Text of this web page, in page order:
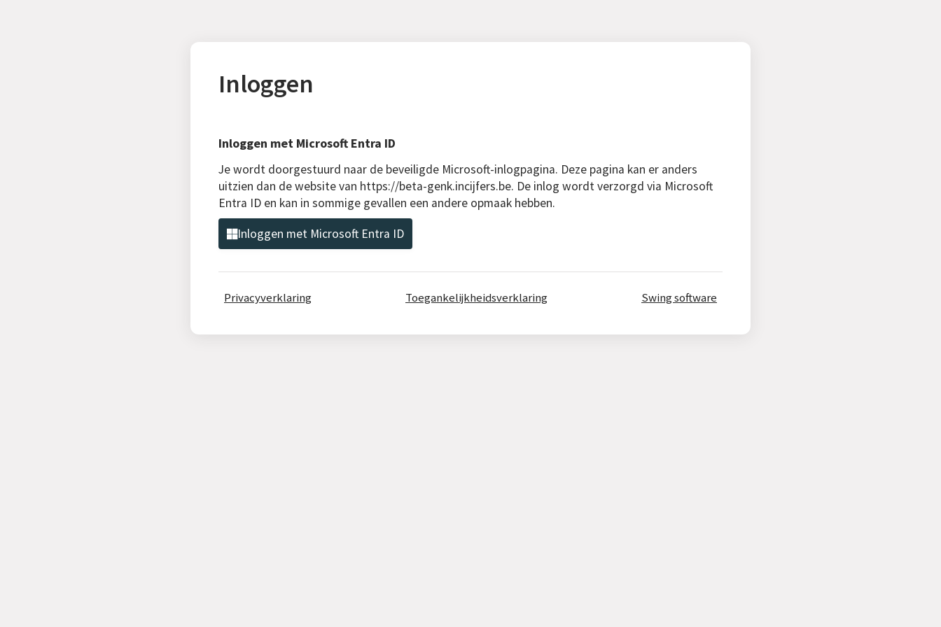
Inloggen
Inloggen met Microsoft Entra ID
Je wordt doorgestuurd naar de beveiligde Microsoft-inlogpagina. Deze pagina kan er anders
uitzien dan de website van https://beta-genk.incijfers.be. De inlog wordt verzorgd via Microsoft
Entra ID en kan in sommige gevallen een andere opmaak hebben.
Inloggen met Microsoft Entra ID
Privacyverklaring Toegankelijkheidsverklaring Swing software